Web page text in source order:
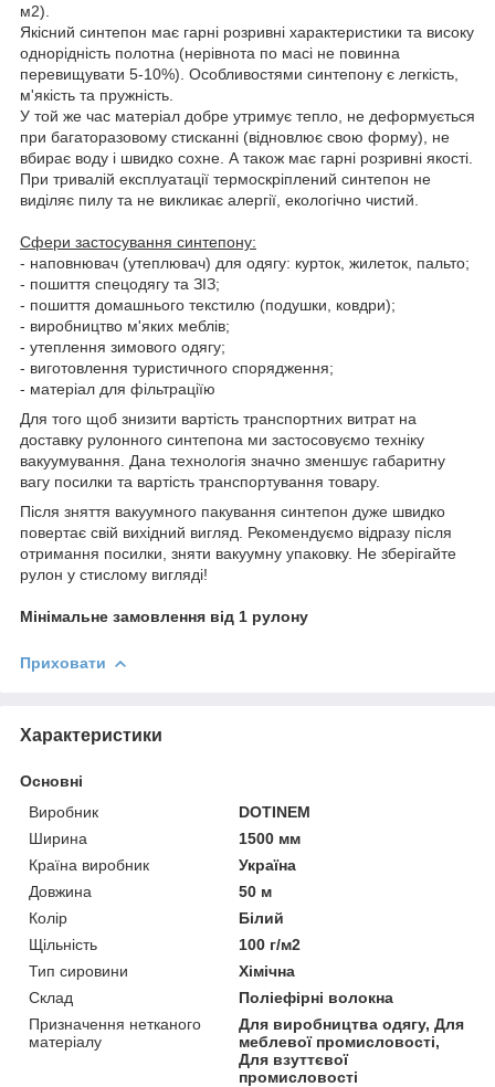
м2).
Якісний синтепон має гарні розривні характеристики та високу
однорідність полотна (нерівнота по масі не повинна
перевищувати 5-10%). Особливостями синтепону є легкість,
м'якість та пружність.
У той же час матеріал добре утримує тепло, не деформується
при багаторазовому стисканні (відновлює свою форму), не
вбирає воду і швидко сохне. А також має гарні розривні якості.
При тривалій експлуатації термоскріплений синтепон не
виділяє пилу та не викликає алергії, екологічно чистий.
Сфери застосування синтепону:
- наповнювач (утеплювач) для одягу: курток, жилеток, пальто;
- пошиття спецодягу та ЗІЗ;
- пошиття домашнього текстилю (подушки, ковдри);
- виробництво м'яких меблів;
- утеплення зимового одягу;
- виготовлення туристичного спорядження;
- матеріал для фільтраціїю
Для того щоб знизити вартість транспортних витрат на
доставку рулонного синтепона ми застосовуємо техніку
вакуумування. Дана технологія значно зменшує габаритну
вагу посилки та вартість транспортування товару.
Після зняття вакуумного пакування синтепон дуже швидко
повертає свій вихідний вигляд. Рекомендуємо відразу після
отримання посилки, зняти вакуумну упаковку. Не зберігайте
рулон у стислому вигляді!
Мінімальне замовлення від 1 рулону
Приховати
Характеристики
Основні
Виробник
DOTINEM
Ширина
1500 мм
Країна виробник
Україна
Довжина
50 м
Колір
Білий
Щільність
100 г/м2
Тип сировини
Хімічна
Склад
Поліефірні волокна
Призначення нетканого
матеріалу
Для виробництва одягу, Для
меблевої промисловості,
Для взуттєвої
промисловості